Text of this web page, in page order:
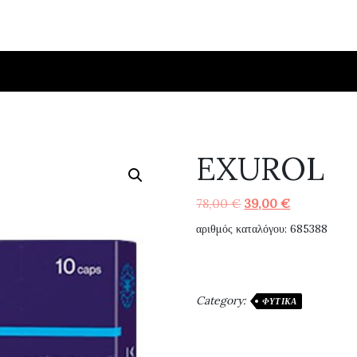
EXUROL
78,00€ Original
price
39,00€Η
τρέχουσα
αριθμός καταλόγου: 685388
Category: ΦΥΤΙΚΆ